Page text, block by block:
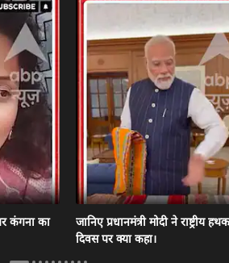
कंगना का
जानिए प्रधानमंत्री मोदी ने राष्ट्रीय
दिवस पर क्या कहा।